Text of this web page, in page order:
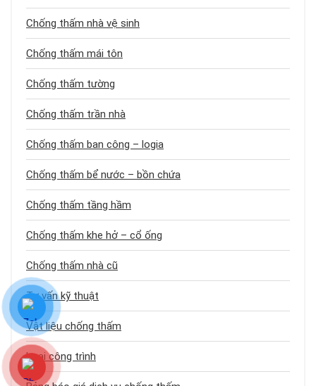
Chống thấm nhà vệ sinh
Chống thấm mái tôn
Chống thấm tường
Chống thấm trần nhà
Chống thấm ban công – logia
Chống thấm bể nước – bồn chứa
Chống thấm tầng hầm
Chống thấm khe hở – cổ ống
Chống thấm nhà cũ
Tư vấn kỹ thuật
Vật liệu chống thấm
Loại công trình